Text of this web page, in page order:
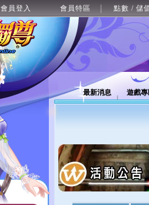
會員登入 會員特區 點數 / 儲
最新消息 遊戲